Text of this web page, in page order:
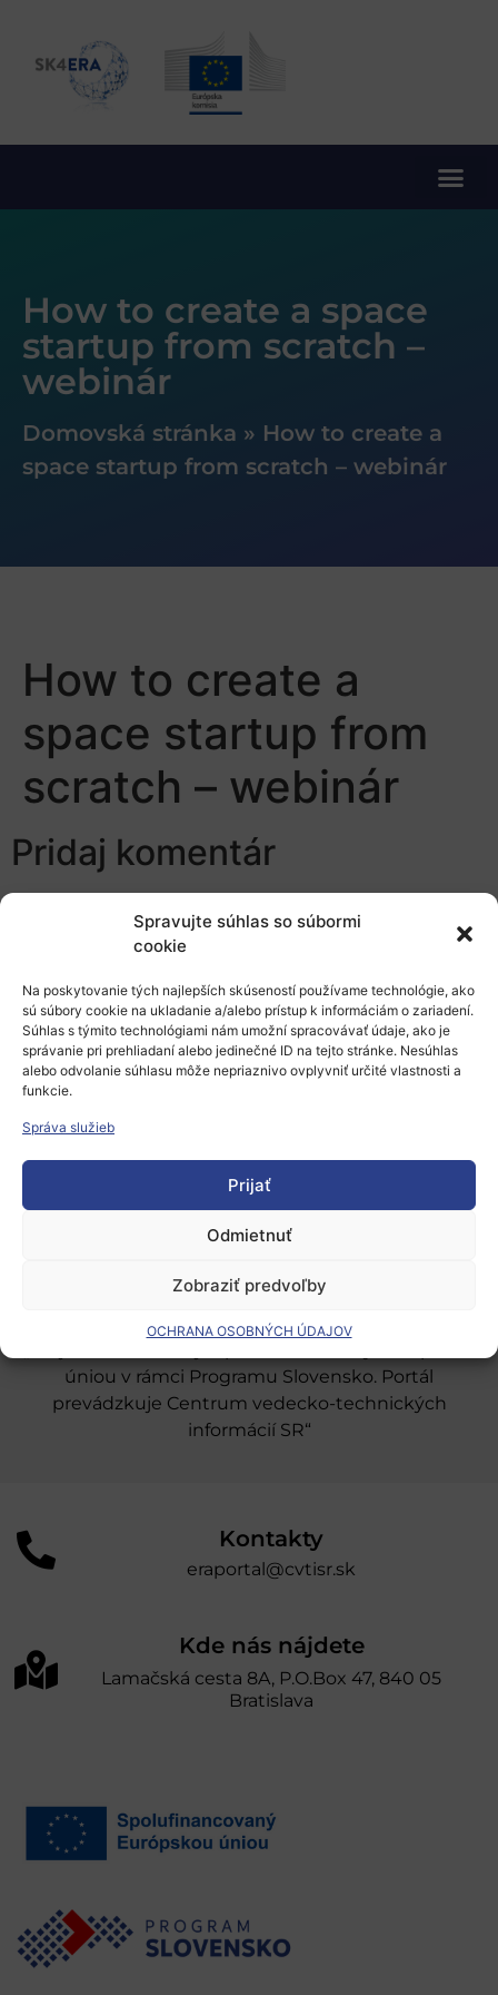
Spravujte súhlas so súbormi
cookie
Na poskytovanie tých najlepších skúseností používame technológie, ako
sú súbory cookie na ukladanie a/alebo prístup k informáciám o zariadení.
Súhlas s týmito technológiami nám umožní spracovávať údaje, ako je
správanie pri prehliadaní alebo jedinečné ID na tejto stránke. Nesúhlas
alebo odvolanie súhlasu môže nepriaznivo ovplyvniť určité vlastnosti a
funkcie.
Správa služieb
Prijať
Odmietnuť
Zobraziť predvoľby
OCHRANA OSOBNÝCH ÚDAJOV
How to create a space
startup from scratch –
webinár
Domovská stránka » How to create a
space startup from scratch – webinár
How to create a
space startup from
scratch – webinár
Pridaj komentár
Podporné schémy a služby
Grantové programy pre výskum
Odber noviniek
úniou v rámci Programu Slovensko. Portál
prevádzkuje Centrum vedecko-technických
informácií SR“
Kontakty
eraportal@cvtisr.sk
Kde nás nájdete
Lamačská cesta 8A, P.O.Box 47, 840 05
Bratislava